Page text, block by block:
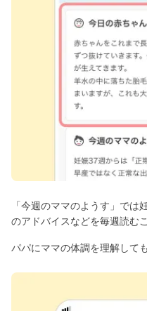
「今週のママのようす」で
のアドバイスなどを毎週読む
パパにママの体調を理解して